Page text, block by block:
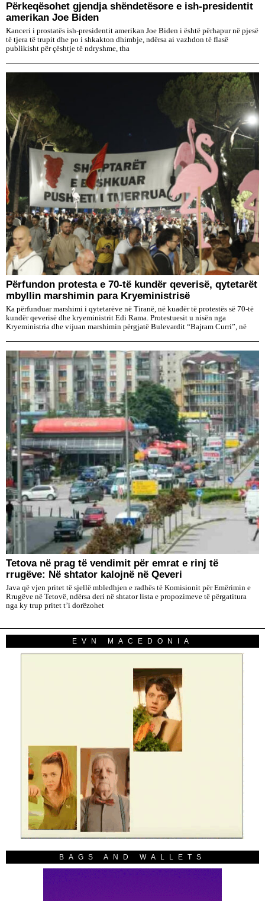
Përkeqësohet gjendja shëndetësore e ish-presidentit
amerikan Joe Biden
Kanceri i prostatës ish-presidentit amerikan Joe Biden i është përhapur në pjesë
të tjera të trupit dhe po i shkakton dhimbje, ndërsa ai vazhdon të flasë
publikisht për çështje të ndryshme, tha
Përfundon protesta e 70-të kundër qeverisë, qytetarët
mbyllin marshimin para Kryeministrisë
Ka përfunduar marshimi i qytetarëve në Tiranë, në kuadër të protestës së 70-të
kundër qeverisë dhe kryeministrit Edi Rama. Protestuesit u nisën nga
Kryeministria dhe vijuan marshimin përgjatë Bulevardit “Bajram Curri”, në
Tetova në prag të vendimit për emrat e rinj të
rrugëve: Në shtator kalojnë në Qeveri
Java që vjen pritet të sjellë mbledhjen e radhës të Komisionit për Emërimin e
Rrugëve në Tetovë, ndërsa deri në shtator lista e propozimeve të përgatitura
nga ky trup pritet t’i dorëzohet
EVN MACEDONIA
BAGS AND WALLETS